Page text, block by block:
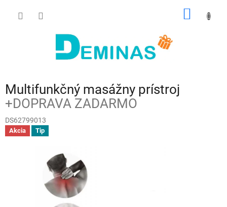
Multifunkčný masážny prístroj
+DOPRAVA ZADARMO
DS62799013
Akcia Tip